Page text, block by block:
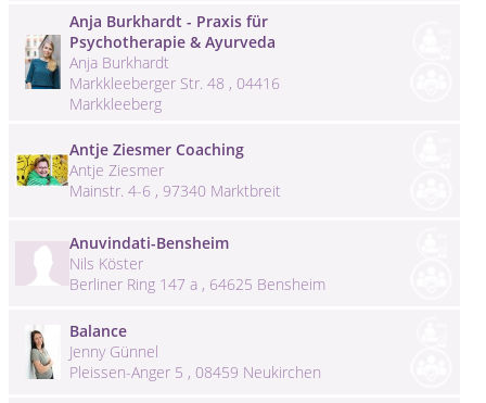
Anja Burkhardt - Praxis für
Psychotherapie & Ayurveda
Anja Burkhardt
Markkleeberger Str. 48 , 04416
Markkleeberg
Antje Ziesmer Coaching
Antje Ziesmer
Mainstr. 4-6 , 97340 Marktbreit
Anuvindati-Bensheim
Nils Köster
Berliner Ring 147 a , 64625 Bensheim
Balance
Jenny Günnel
Pleissen-Anger 5 , 08459 Neukirchen